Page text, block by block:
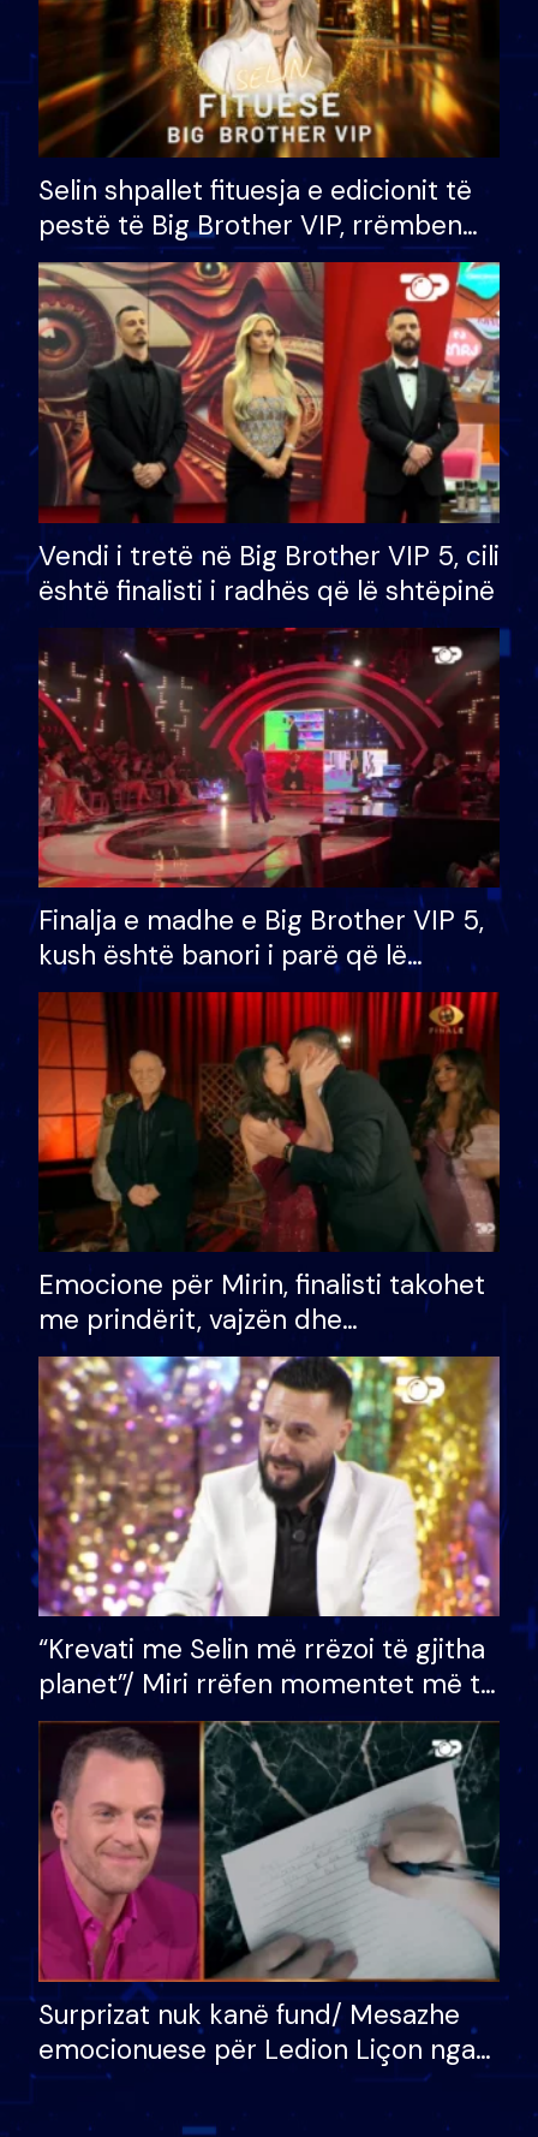
Selin shpallet fituesja e edicionit të
pestë të Big Brother VIP, rrëmben
çmimin e madh prej 100 mijë eurosh
Vendi i tretë në Big Brother VIP 5, cili
është finalisti i radhës që lë shtëpinë
Finalja e madhe e Big Brother VIP 5,
kush është banori i parë që lë
shtëpinë dhe humb mundësinë për
të fituar çmimin e madh
Emocione për Mirin, finalisti takohet
me prindërit, vajzën dhe
bashkëshorten: S’kemi ndonjë letër
divorci apo jo?
“Krevati me Selin më rrëzoi të gjitha
planet”/ Miri rrëfen momentet më të
bukura në shtëpinë e BB VIP: Do më
mungojë zilja e mëngjesit kur…
Surprizat nuk kanë fund/ Mesazhe
emocionuese për Ledion Liçon nga
nëna dhe fëmijët e tij, moderatori
nuk i mban dot lotët: Nuk meritoj…